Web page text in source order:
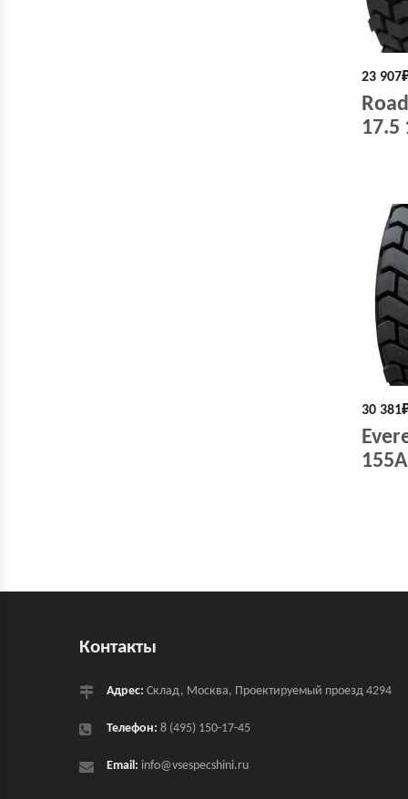
23 907
17.5
30 381
Контакты
Адрес: Склад, Москва, Проектируемый проезд 4294
Телефон: 8 (495) 150-17-45
Email: info@vsespecshini.ru